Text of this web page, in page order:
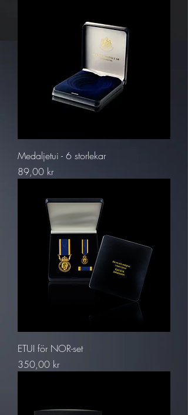
Medaljetui - 6 storlekar
Pris
89,00 kr
ETUI för NOR-set
Pris
350,00 kr